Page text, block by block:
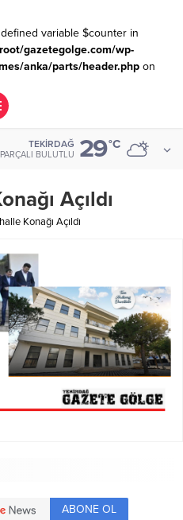
variable $counter in
gazetegolge.com/wp-
anka/parts/header.phpon
TEKIRDAĞ
PARÇALI BULUTLU 29°C
Açıldı
Konağı Açıldı
ABONE OL